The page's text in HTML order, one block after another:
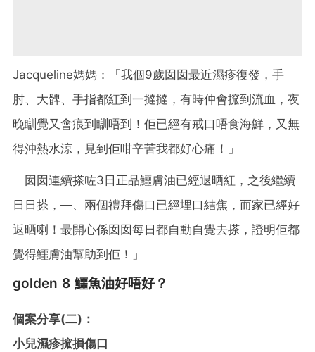
Jacqueline媽媽：「我個9歲囡囡最近濕疹復發，手
肘、大髀、手指都紅到一撻撻，有時仲會搲到流血，夜
晚瞓覺又會痕到瞓唔到！佢已經有戒口唔食海鮮，又無
得沖熱水涼，見到佢咁辛苦我都好心痛！」
「囡囡連續搽咗3日正品鱷膚油已經退晒紅，之後繼續
日日搽，—、兩個禮拜傷口已經埋口結焦，而家已經好
返晒喇！最開心係囡囡每日都自動自覺去搽，證明佢都
覺得鱷膚油幫助到佢！」
golden 8 鱷魚油好唔好？
個案分享(二)：
小兒濕疹搲損傷口